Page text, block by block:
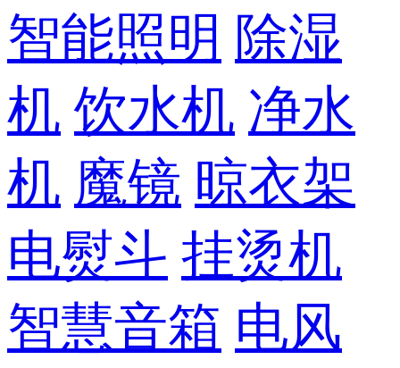
智能照明 除湿
机 饮水机 净水
机 魔镜 晾衣架
电熨斗 挂烫机
智慧音箱 电风